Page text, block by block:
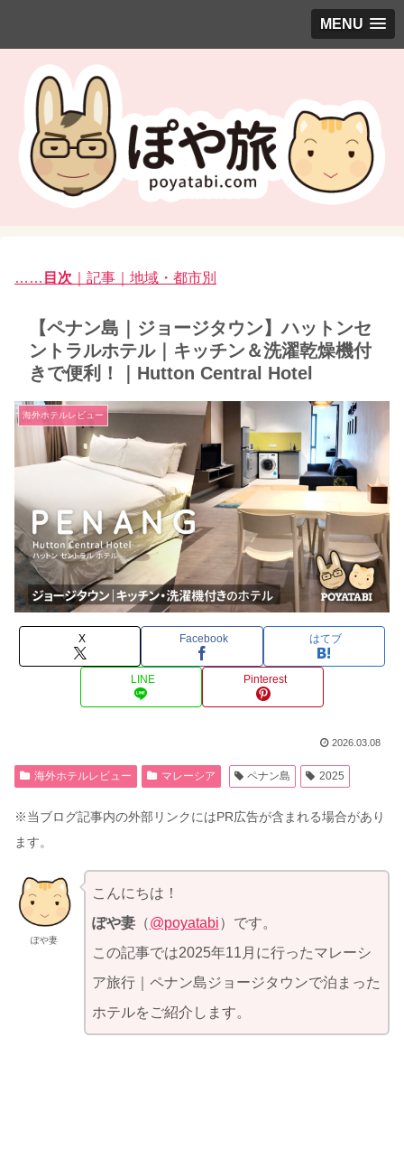
MENU
…… 目次 ｜記事｜地域・都市別
【ペナン島｜ジョージタウン】ハットンセ
ントラルホテル｜キッチン＆洗濯乾燥機付
きで便利！｜Hutton Central Hotel
海外ホテルレビュー
X Facebook はてブ
LINE Pinterest
2026.03.08
海外ホテルレビュー マレーシア ペナン島 2025
※当ブログ記事内の外部リンクにはPR広告が含まれる場合があり
ます。
ぽや妻
こんにちは！
ぽや妻（@poyatabi）です。
この記事では2025年11月に行ったマレーシ
ア旅行｜ペナン島ジョージタウンで泊まった
ホテルをご紹介します。